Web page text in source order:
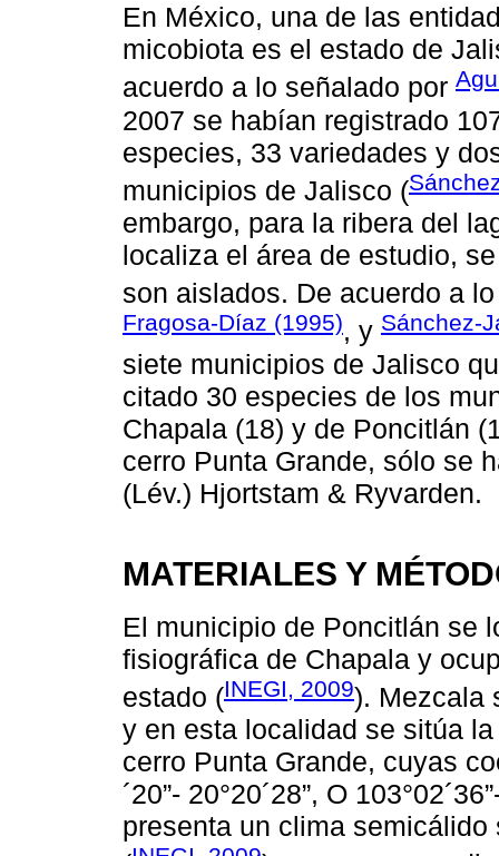
En México, una de las
micobiota es el estado de
acuerdo a lo señalado por
2007 se habían registrado
especies, 33 variedades y
municipios de Jalisco (
embargo, para la ribera del
localiza el área de estudio,
son aislados. De acuerdo a
Fragosa-Díaz (1995), y Sánchez-
siete municipios de Jalisco
citado 30 especies de los
Chapala (18) y de Poncitlán
cerro Punta Grande, sólo se
(Lév.) Hjortstam & Ryvarden.
MATERIALES Y
El municipio de Poncitlán se
fisiográfica de Chapala y
estado (INEGI, 2009). Mezcala
y en esta localidad se sitúa
cerro Punta Grande, cuyas
´20”- 20°20´28”, O
presenta un clima